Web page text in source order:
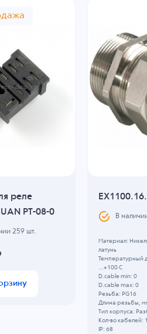
реле
PT-08-0
259 шт.
В
Материал:
латунь
Температурный
...+100 C
D.cable min: 0
D.cable max: 0
Резьба: PG16
Длина резьбы,
Тип корпуса:
Кол-во кабелей: 1
IP: 68